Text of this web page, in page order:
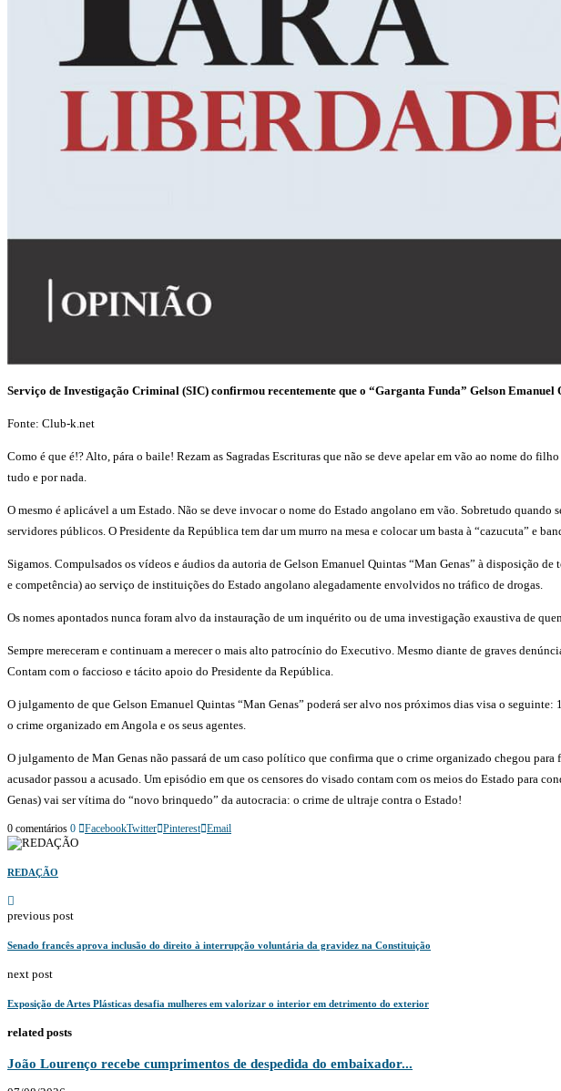
Serviço de Investigação Criminal (SIC) confirmou recentemente que o “Garganta Funda” Gelson
Fonte: Club-k.net
Como é que é!? Alto, pára o baile! Rezam as Sagradas Escrituras que não se deve apelar em vão ao nome do
tudo e por nada.
O mesmo é aplicável a um Estado. Não se deve invocar o nome do Estado angolano em vão. Sobretudo
servidores públicos. O Presidente da República tem dar um murro na mesa e colocar um basta à “cazucuta” e
Sigamos. Compulsados os vídeos e áudios da autoria de Gelson Emanuel Quintas “Man Genas” à disposição
e competência) ao serviço de instituições do Estado angolano alegadamente envolvidos no tráfico de drogas.
Os nomes apontados nunca foram alvo da instauração de um inquérito ou de uma investigação exaustiva de
Sempre mereceram e continuam a merecer o mais alto patrocínio do Executivo. Mesmo diante de graves
Contam com o faccioso e tácito apoio do Presidente da República.
O julgamento de que Gelson Emanuel Quintas “Man Genas” poderá ser alvo nos próximos dias visa o
o crime organizado em Angola e os seus agentes.
O julgamento de Man Genas não passará de um caso político que confirma que o crime organizado chegou
acusador passou a acusado. Um episódio em que os censores do visado contam com os meios do Estado para
Genas) vai ser vítima do “novo brinquedo” da autocracia: o crime de ultraje contra o Estado!
0 comentários 0 FacebookTwitter Pinterest Email
REDAÇÃO
previous post
Senado francês aprova inclusão do direito à interrupção voluntária da gravidez na Constituição
next post
Exposição de Artes Plásticas desafia mulheres em valorizar o interior em detrimento do exterior
related posts
João Lourenço recebe cumprimentos de despedida do embaixador...